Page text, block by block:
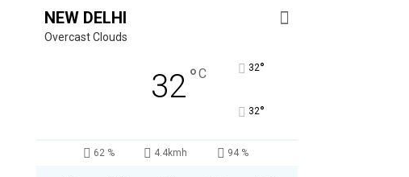
NEW DELHI
Overcast Clouds
32°C 32°
32°
62 % 4.4kmh 94 %